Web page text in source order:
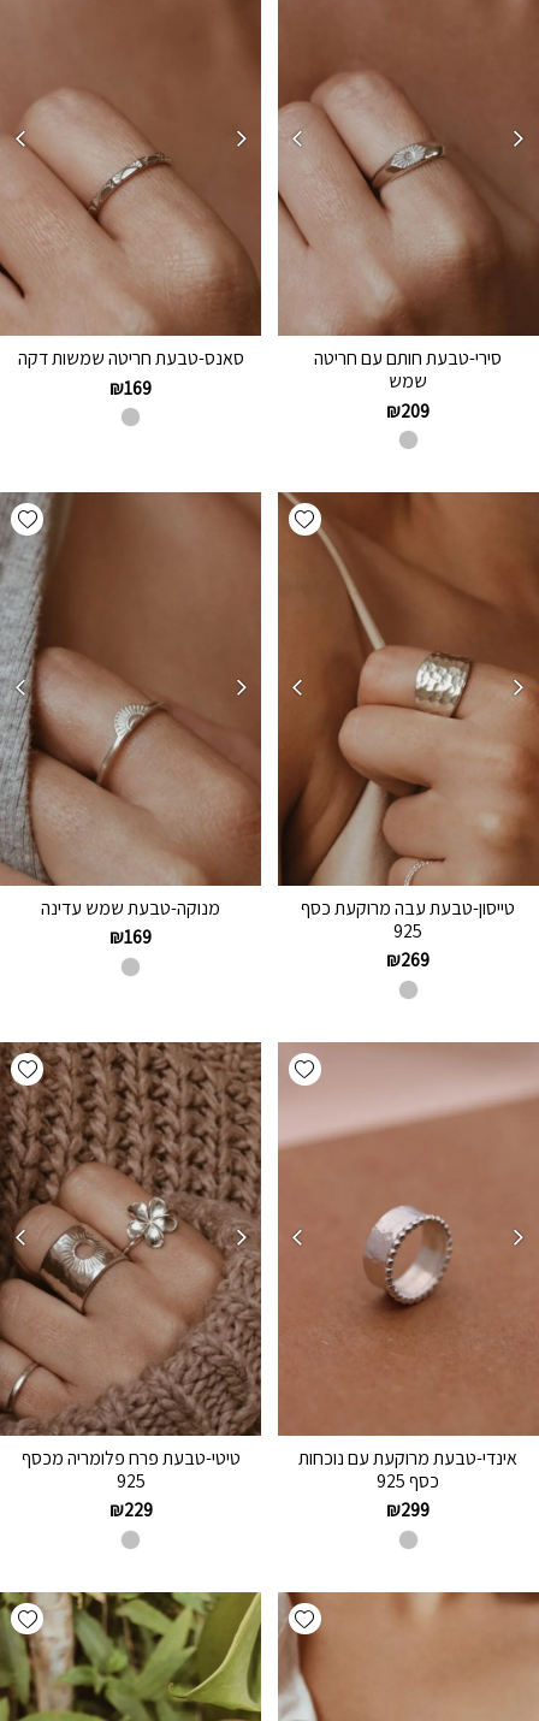
סירי-טבעת חותם עם חריטה
שמש
₪209
סאנס-טבעת חריטה שמשות דקה
₪169
Add wishlist
טייסון-טבעת עבה מרוקעת כסף
925
₪269
מנוקה-טבעת שמש עדינה
₪169
Add wishlist
אינדי-טבעת מרוקעת עם נוכחות
כסף 925
₪299
טיטי-טבעת פרח פלומריה מכסף
925
₪229
Add wishlist